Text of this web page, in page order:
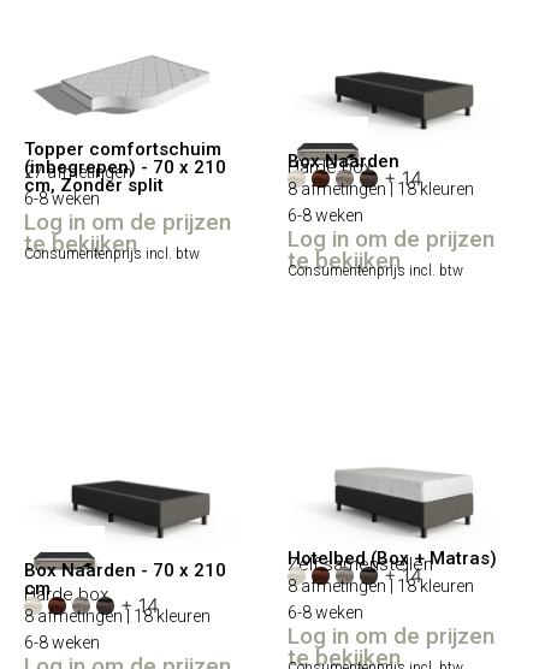
Topper comfortschuim
(inbegrepen) - 70 x 210
cm, Zonder split
27 afmetingen
6-8 weken
Log in om de prijzen
te bekijken
Consumentenprijs incl. btw
Box Naarden
Harde box + 14
8 afmetingen | 18 kleuren
6-8 weken
Log in om de prijzen
te bekijken
Consumentenprijs incl. btw
Box Naarden - 70 x 210
cm
Harde box + 14
8 afmetingen | 18 kleuren
6-8 weken
Hotelbed (Box + Matras)
Zelf samenstellen
+ 14
8 afmetingen | 18 kleuren
6-8 weken
Log in om de prijzen
te bekijken